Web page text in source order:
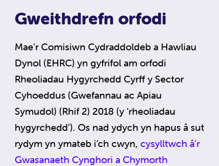
Gweithdrefn orfodi
Mae’r Comisiwn Cydraddoldeb a Hawliau
Dynol (EHRC) yn gyfrifol am orfodi
Rheoliadau Hygyrchedd Cyrff y Sector
Cyhoeddus (Gwefannau ac Apiau
Symudol) (Rhif 2) 2018 (y ‘rheoliadau
hygyrchedd’). Os nad ydych yn hapus â sut
rydym yn ymateb i’ch cwyn, cysylltwch â’r
Gwasanaeth Cynghori a Chymorth